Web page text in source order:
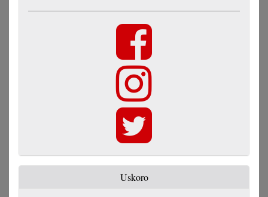
Uskoro